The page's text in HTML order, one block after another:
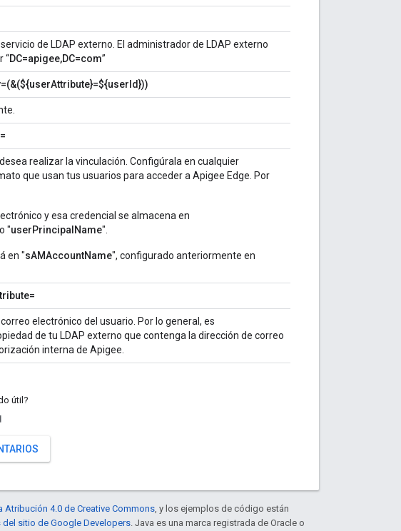
de LDAP externo. El administrador de LDAP externo
“DC=apigee,DC=com”
realizar la vinculación. Configúrala en cualquier
que usan tus usuarios para acceder a Apigee Edge. Por
y esa credencial se almacena en
"userPrincipalName".
en "sAMAccountName", configurado anteriormente en
electrónico del usuario. Por lo general, es
de tu LDAP externo que contenga la dirección de correo
interna de Apigee.
útil?
Atribución 4.0 de Creative Commons, y los ejemplos de código están
sitio de Google Developers. Java es una marca registrada de Oracle o